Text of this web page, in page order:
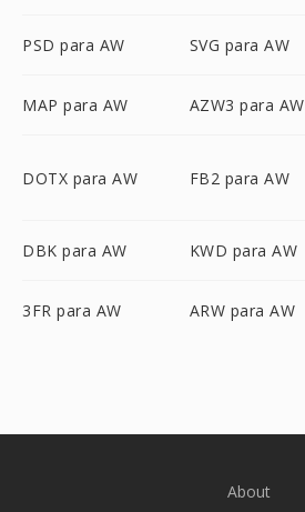
PSD para AW SVG para AW
MAP para AW AZW3 para AW
DOTX para AW FB2 para AW
DBK para AW KWD para AW
3FR para AW ARW para AW
About